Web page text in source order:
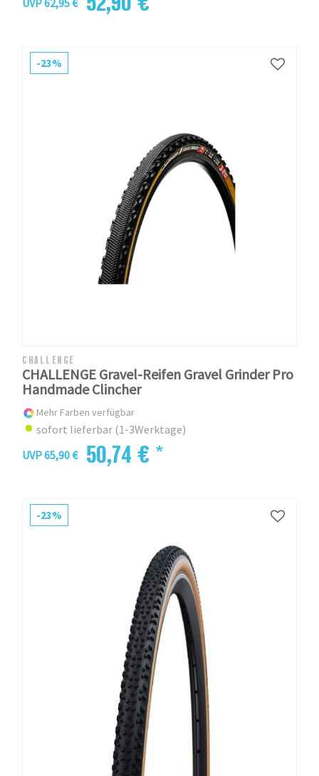
-23%
CHALLENGE
CHALLENGE Gravel-Reifen Gravel Grinder Pro
Handmade Clincher
Mehr Farben verfügbar
sofort lieferbar (1-3Werktage)
UVP 65,90 €
50,74 € *
-23%